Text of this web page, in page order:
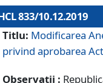
833/10.12.2019
Titlu: Modificarea
privind aprobarea
Observații :